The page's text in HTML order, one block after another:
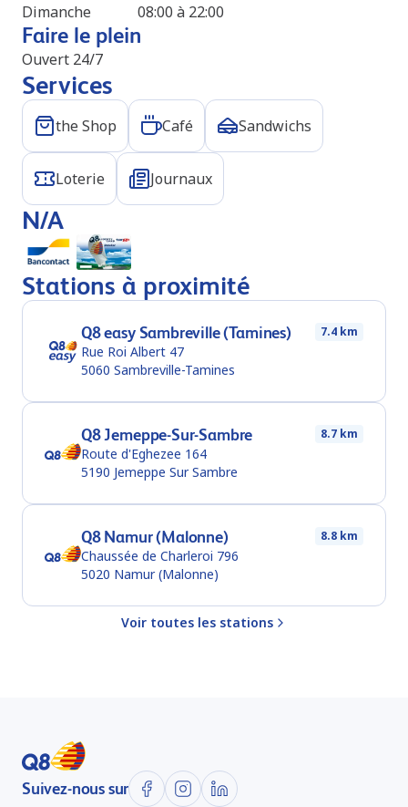
Dimanche
08:00 à 22:00
Faire le plein
Ouvert 24/7
Services
the Shop Café Sandwichs
Loterie Journaux
N/A
Stations à proximité
Q8 easy Sambreville (Tamines) 7.4 km
Rue Roi Albert 47
5060 Sambreville-Tamines
Q8 Jemeppe-Sur-Sambre 8.7 km
Route d'Eghezee 164
5190 Jemeppe Sur Sambre
Q8 Namur (Malonne) 8.8 km
Chaussée de Charleroi 796
5020 Namur (Malonne)
Voir toutes les stations
Suivez-nous sur